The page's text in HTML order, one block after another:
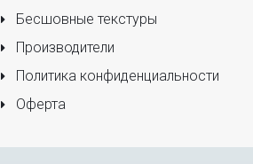
Бесшовные текстуры
Производители
Политика конфиденциальности
Оферта